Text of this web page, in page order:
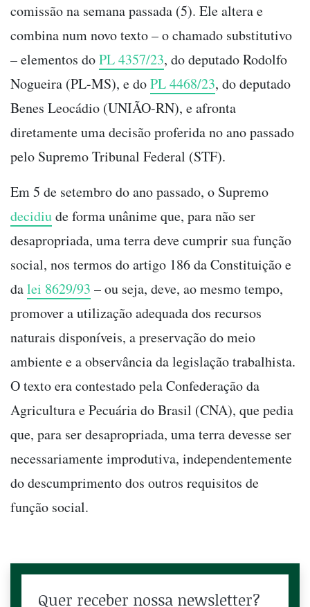
comissão na semana passada (5). Ele altera e
combina num novo texto – o chamado substitutivo
– elementos doPL 4357/23, do deputado Rodolfo
Nogueira (PL-MS), e doPL 4468/23, do deputado
Benes Leocádio (UNIÃO-RN), e afronta
diretamente uma decisão proferida no ano passado
pelo Supremo Tribunal Federal (STF).
Em 5 de setembro do ano passado, o Supremo
decidiude forma unânime que, para não ser
desapropriada, uma terra deve cumprir sua função
social, nos termos do artigo 186 da Constituição e
dalei 8629/93 – ou seja, deve, ao mesmo tempo,
promover a utilização adequada dos recursos
naturais disponíveis, a preservação do meio
ambiente e a observância da legislação trabalhista.
O texto era contestado pela Confederação da
Agricultura e Pecuária do Brasil (CNA), que pedia
que, para ser desapropriada, uma terra devesse ser
necessariamente improdutiva, independentemente
do descumprimento dos outros requisitos de
função social.
Quer receber nossa newsletter?